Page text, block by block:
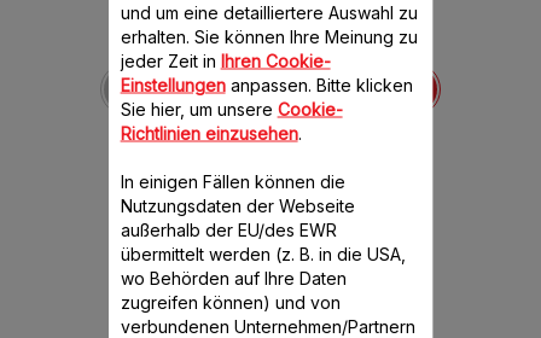
Messer zerkleinerer +
Halter SS-192853
Vorsicht bei der
Handhabung.
CHF 8.20
In den Warenkorb legen
und um eine detailliertere Auswahl zu
erhalten. Sie können Ihre Meinung zu
jeder Zeit in Ihren Cookie-
Einstellungenanpassen. Bitte klicken
Sie hier, um unsere Cookie-
Richtlinien einzusehen.
In einigen Fällen können die
Nutzungsdaten der Webseite
außerhalb der EU/des EWR
übermittelt werden (z. B. in die USA,
wo Behörden auf Ihre Daten
zugreifen können) und von
verbundenen Unternehmen/Partnern